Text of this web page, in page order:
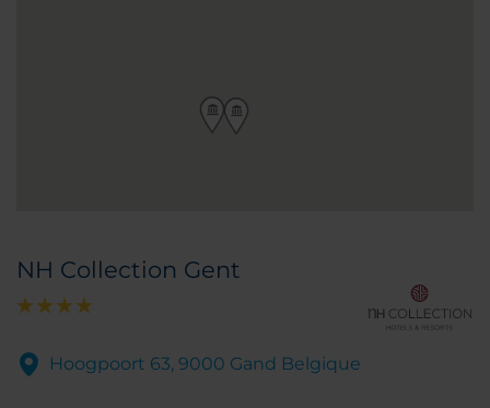
NH Collection Gent
Hoogpoort 63, 9000 Gand Belgique